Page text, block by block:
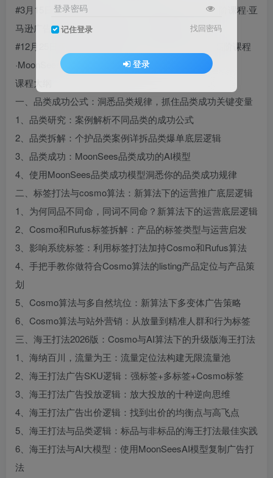
#3月15日更新12小时线下课：第71期亚马逊广告高阶课程·亚
马逊广告系统与算法底座课-厦门-202602.mp4
#12月25日更新12小时线下课：第70期亚马逊广告高阶课程
·MoonSees广告优化大师班-厦门
课程大纲
一、品类成功公式：洞悉品类规律，抓住品类成功关键变量
1、品类研究：案例解析不同品类的成功公式
2、品类拆解：个护品类案例详拆品类爆单底层逻辑
3、品类成功：MoonSees品类成功的AI模型
4、使用MoonSees品类成功模型洞悉你的品类成功规律
二、标签打法与cosmo算法：新算法下的运营推广底层逻辑
1、为何同品不同命，同词不同命？新算法下的运营底层逻辑
2、Cosmo和Rufus标签拆解：产品的标签类型与运营启发
3、影响系统标签：利用标签打法加持Cosmo和Rufus算法
4、手把手教你做符合Cosmo算法的listing产品定位与产品策
划
5、Cosmo算法与多自然坑位：新算法下多变体广告策略
6、Cosmo算法与站外营销：从放量到精准人群和行为标签
三、海王打法2026版：Cosmo与AI算法下的升级版海王打法
1、海纳百川，流量为王：流量定位法构建无限流量池
2、海王打法广告SKU逻辑：强标签+多标签+Cosmo标签
3、海王打法广告投放逻辑：放大投放的十种逆向思维
4、海王打法广告出价逻辑：找到出价的均衡点与高飞点
5、海王打法与品类逻辑：标品与非标品的海王打法最佳实践
6、海王打法与AI大模型：使用MoonSeesAI模型复制广告打
法
登录密码
记住登录 找回密码
登录